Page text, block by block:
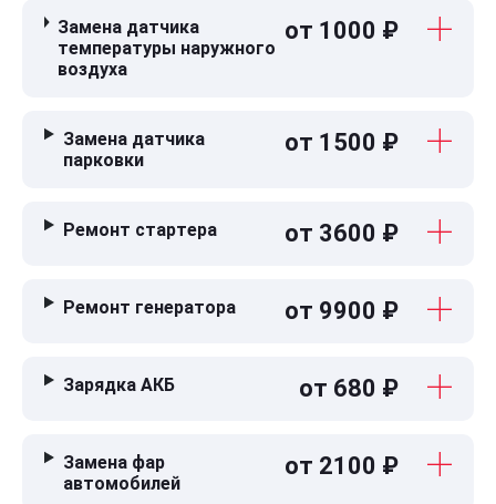
Замена датчика
температуры наружного
воздуха
от 1000 ₽
Замена датчика
парковки
от 1500 ₽
Ремонт стартера от 3600 ₽
Ремонт генератора от 9900 ₽
Зарядка АКБ от 680 ₽
Замена фар
автомобилей
от 2100 ₽